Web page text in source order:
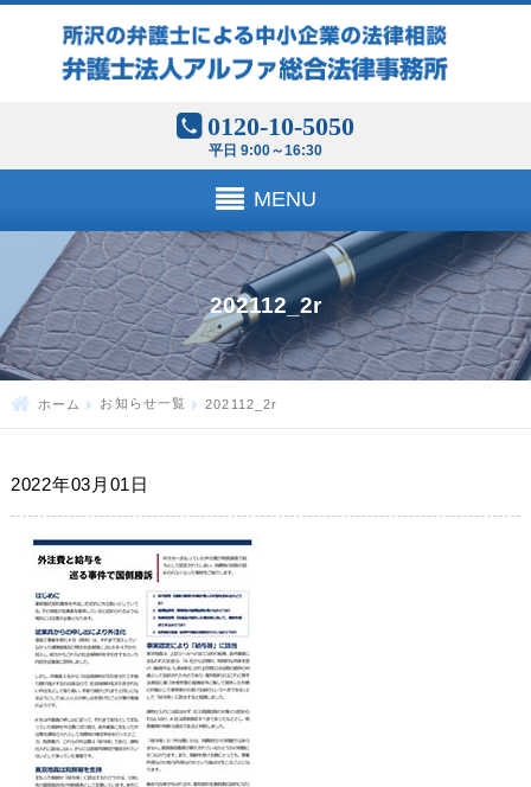
0120-10-5050
平日 9:00～16:30
MENU
202112_2r
ホーム お知らせ一覧 202112_2r
2022年03月01日